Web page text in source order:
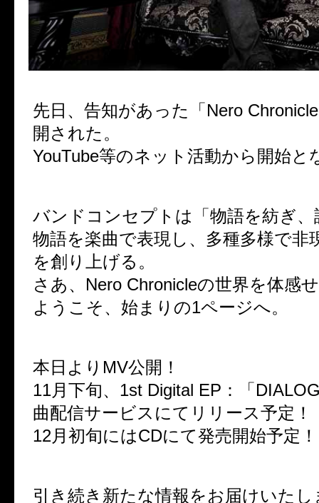
先日、告知があった「Nero
開された。
YouTube等のネット活動から開始と
バンドコンセプトは「物語を紡ぎ、
物語を楽曲で表現し、多種多様で非
を創り上げる。
さあ、Nero Chronicleの世界を体感
ようこそ、始まりの1ページへ。
本日よりMV公開！
11月下旬、1st Digital EP：「
曲配信サービスにてリリース予定！
12月初旬にはCDにて発売開始予定！
引き続き新たな情報をお届けいた